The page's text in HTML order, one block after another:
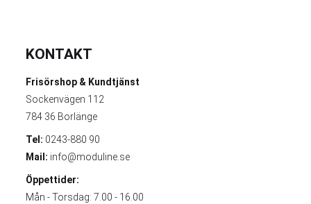
KONTAKT
Frisörshop & Kundtjänst
Sockenvägen 112
784 36 Borlänge
Tel: 0243-880 90
Mail: info@moduline.se
Öppettider:
Mån - Torsdag: 7.00 - 16.00